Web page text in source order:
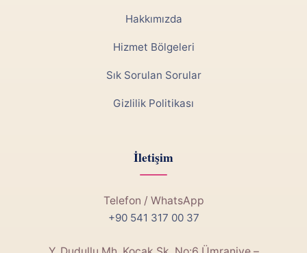
Hakkımızda
Hizmet Bölgeleri
Sık Sorulan Sorular
Gizlilik Politikası
İletişim
Telefon / WhatsApp
+90 541 317 00 37